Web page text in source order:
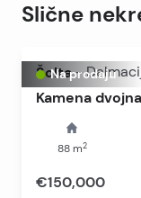
Slične
Na prodaju
Šolta -
Kamena
88m2
€150,000